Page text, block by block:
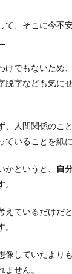
て、そこに今不
けでもないため
脱字なども気に
、人間関係のこ
ていることを紙に
かというと、
自
えているだけだ
像していたより
せん。